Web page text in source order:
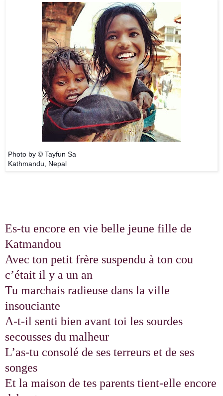
Photo by © Tayfun Sa
Kathmandu, Nepal
Es-tu encore en vie belle jeune fille de
Katmandou
Avec ton petit frère suspendu à ton cou
c’était il y a un an
Tu marchais radieuse dans la ville
insouciante
A-t-il senti bien avant toi les sourdes
secousses du malheur
L’as-tu consolé de ses terreurs et de ses
songes
Et la maison de tes parents tient-elle encore